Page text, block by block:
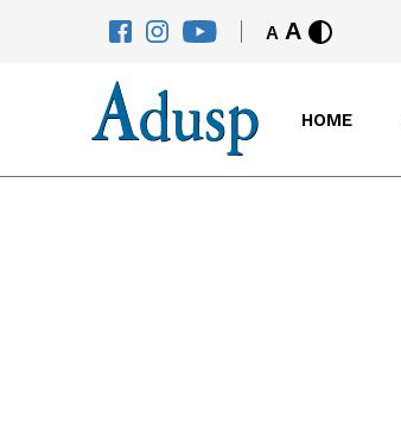
A A
HOME